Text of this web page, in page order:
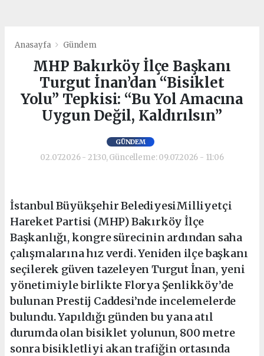
Anasayfa Gündem
MHP Bakırköy İlçe Başkanı
Turgut İnan’dan “Bisiklet
Yolu” Tepkisi: “Bu Yol Amacına
Uygun Değil, Kaldırılsın”
GÜNDEM
02.07.2026 - 21:30, Güncelleme: 09.07.2026 - 11:06
İstanbul Büyükşehir BelediyesiMilliyetçi
Hareket Partisi (MHP) Bakırköy İlçe
Başkanlığı, kongre sürecinin ardından saha
çalışmalarına hız verdi. Yeniden ilçe başkanı
seçilerek güven tazeleyen Turgut İnan, yeni
yönetimiyle birlikte Florya Şenlikköy’de
bulunan Prestij Caddesi’nde incelemelerde
bulundu. Yapıldığı günden bu yana atıl
durumda olan bisiklet yolunun, 800 metre
sonra bisikletliyi akan trafiğin ortasında